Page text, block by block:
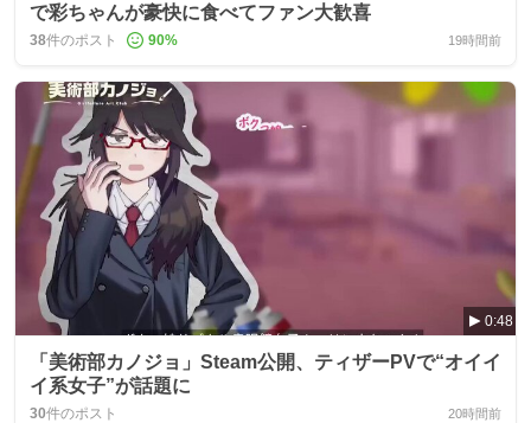
で彩ちゃんが豪快に食べてファン大歓喜
38件のポスト 90% 19時間前
0:48
「美術部カノジョ」Steam公開、ティザーPVで“オイイ
イ系女子”が話題に
30件のポスト 20時間前